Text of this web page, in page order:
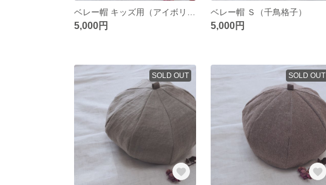
5,000円
ベレー帽 Ｓ（千鳥格子）
5,000円
SOLD OUT SOLD OUT